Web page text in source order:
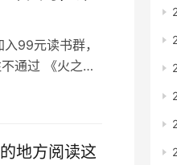
99元读书群，
通过 《火之
地方阅读这